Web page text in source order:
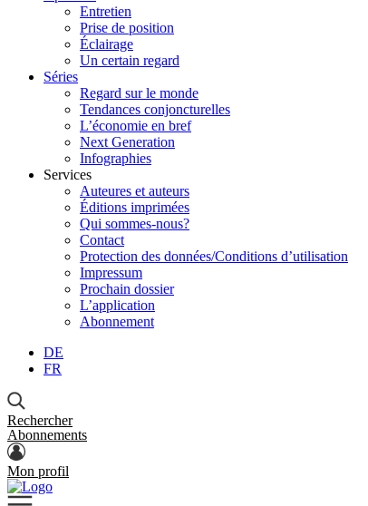
Entretien
Prise de position
Éclairage
Un certain regard
Séries
Regard sur le monde
Tendances conjoncturelles
L’économie en bref
Next Generation
Infographies
Services
Auteures et auteurs
Éditions imprimées
Qui sommes-nous?
Contact
Protection des données/Conditions d’utilisation
Impressum
Prochain dossier
L’application
Abonnement
DE
FR
Rechercher
Abonnements
Mon profil